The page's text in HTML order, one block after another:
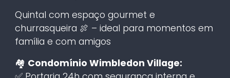
Quintal com espaço gourmet e
churrasqueira 🍖 – ideal para momentos em
família e com amigos
🏘️ Condomínio Wimbledon Village: